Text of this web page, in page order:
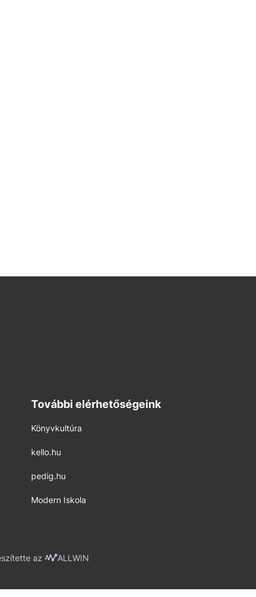
További elérhetőségeink
Könyvkultúra
kello.hu
pedig.hu
Modern Iskola
az ALLWIN